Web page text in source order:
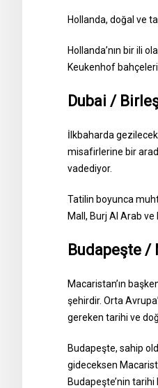
Hollanda, doğal ve
Hollanda’nın bir ili
Keukenhof
Dubai /
İlkbaharda
misafirlerine bir
vadediyor.
Tatilin boyunca
Mall, Burj Al Arab ve
Budapeşte /
Macaristan’ın
şehirdir. Orta
gereken tarihi ve
Budapeşte, sahip
gideceksen
Budapeşte’nin tarihi